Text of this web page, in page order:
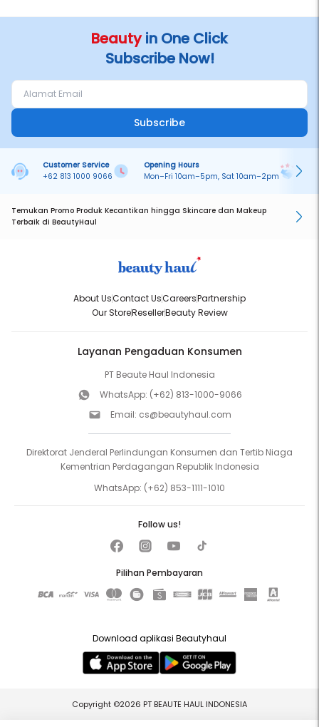
Beautyin One Click
Subscribe Now!
Subscribe
Customer Service
+62 813 1000 9066
Opening Hours
Mon–Fri 10am–5pm, Sat 10am–2pm
Temukan Promo Produk Kecantikan hingga Skincare dan Makeup
Terbaik di BeautyHaul
About UsContact UsCareersPartnership
Our StoreResellerBeauty Review
Layanan Pengaduan Konsumen
PT Beaute Haul Indonesia
WhatsApp: (+62) 813-1000-9066
Email: cs@beautyhaul.com
Direktorat Jenderal Perlindungan Konsumen dan Tertib Niaga
Kementrian Perdagangan Republik Indonesia
WhatsApp: (+62) 853-1111-1010
Pilihan Pembayaran
Follow us!
Download aplikasi Beautyhaul
Copyright ©2026 PT BEAUTE HAUL INDONESIA